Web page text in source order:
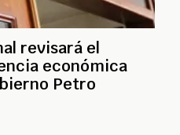
revisará el
económica
Petro